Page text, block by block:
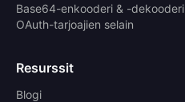
Base64-enkooderi & -dekooderi
OAuth-tarjoajien selain
Resurssit
Blogi